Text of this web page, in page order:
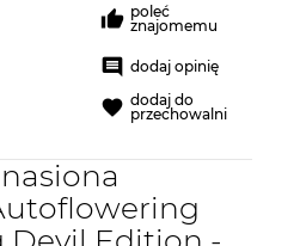
poleć
znajomemu
dodaj opinię
dodaj do
przechowalni